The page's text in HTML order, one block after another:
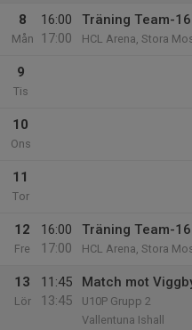
8
Mån
16:00
17:00
Träning Team-16
HCL Arena, Stora
9
Tis
10
Ons
11
Tor
12
Fre
16:00
17:00
Träning Team-
HCL Arena, Stora
13
Lör
11:45
13:45
Match mot
U10P Grupp 2
Vallentuna Ishall